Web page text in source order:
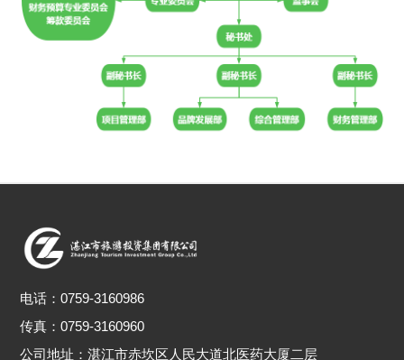
电话：0759-3160986
传真：0759-3160960
公司地址：湛江市赤坎区人民大道北医药大厦二层